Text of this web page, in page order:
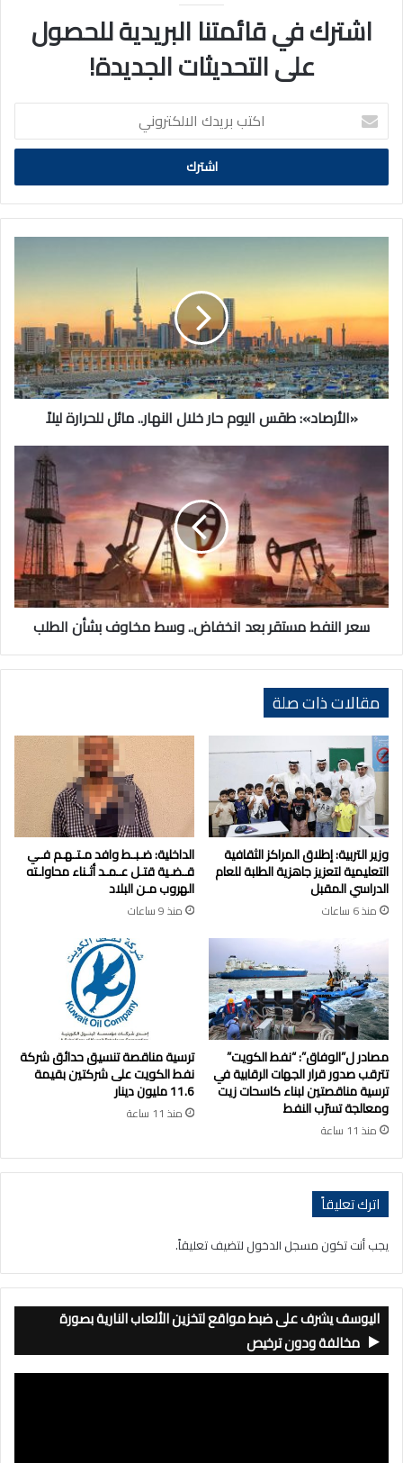
اشترك في قائمتنا البريدية للحصول
على التحديثات الجديدة!
اكتب
بريدك
الالكتروني
طقس
اليوم
حار
خلال
النهار..
مائل
للحرارة
ليلاً
«الأرصاد»: طقس اليوم حار خلال النهار.. مائل للحرارة ليلاً
مستقر
بعد
انخفاض..
وسط
مخاوف
بشأن
الطلب
سعر النفط مستقر بعد انخفاض.. وسط مخاوف بشأن الطلب
مقالات ذات صلة
وزير التربية: إطلاق المراكز الثقافية
التعليمية لتعزيز جاهزية الطلبة للعام
الدراسي المقبل
منذ 6 ساعات
الداخلية: ضـبـط وافد مـتـهـم فـي
قـضـية قتـل عـمـد أثـناء محاولـته
الهروب مـن البلاد
منذ 9 ساعات
مصادر ل”الوفاق”: “نفط الكويت”
تترقب صدور قرار الجهات الرقابية في
ترسية مناقصتين لبناء كاسحات زيت
ومعالجة تسرّب النفط
منذ 11 ساعة
ترسية مناقصة تنسيق حدائق شركة
نفط الكويت على شركتين بقيمة
11.6 مليون دينار
منذ 11 ساعة
اترك تعليقاً
يجب أنت تكون مسجل الدخول لتضيف تعليقاً.
اليوسف يشرف على ضبط مواقع لتخزين الألعاب النارية بصورة
مخالفة ودون ترخيص